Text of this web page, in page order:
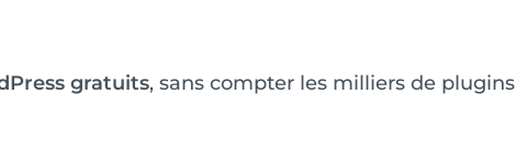
gratuits, sans compter les milliers de plugins